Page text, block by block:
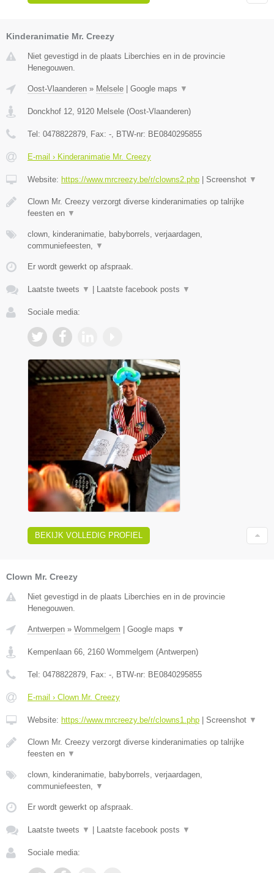
Kinderanimatie Mr. Creezy
Niet gevestigd in de plaats Liberchies en in de provincie
Henegouwen.
Oost-Vlaanderen » Melsele Google maps ▼
Donckhof 12, 9120 Melsele (Oost-Vlaanderen)
Tel: 0478822879, Fax: -, BTW-nr: BE0840295855
E-mail › Kinderanimatie Mr. Creezy
Website: https://www.mrcreezy.be/r/clowns2.php Screenshot ▼
Clown Mr. Creezy verzorgt diverse kinderanimaties op talrijke
feesten en ▼
clown, kinderanimatie, babyborrels, verjaardagen,
communiefeesten, ▼
Er wordt gewerkt op afspraak.
Laatste tweets ▼ Laatste facebook posts ▼
Sociale media:
BEKIJK VOLLEDIG PROFIEL
Clown Mr. Creezy
Niet gevestigd in de plaats Liberchies en in de provincie
Henegouwen.
Antwerpen » Wommelgem Google maps ▼
Kempenlaan 66, 2160 Wommelgem (Antwerpen)
Tel: 0478822879, Fax: -, BTW-nr: BE0840295855
E-mail › Clown Mr. Creezy
Website: https://www.mrcreezy.be/r/clowns1.php Screenshot ▼
Clown Mr. Creezy verzorgt diverse kinderanimaties op talrijke
feesten en ▼
clown, kinderanimatie, babyborrels, verjaardagen,
communiefeesten, ▼
Er wordt gewerkt op afspraak.
Laatste tweets ▼ Laatste facebook posts ▼
Sociale media: